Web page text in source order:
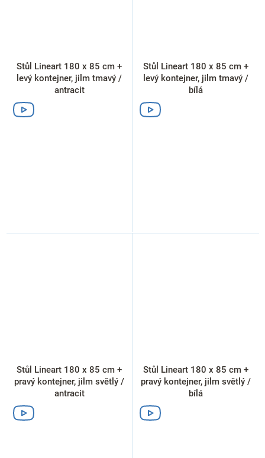
Stůl Lineart 180 x 85 cm +
levý kontejner, jilm tmavý /
antracit
Stůl Lineart 180 x 85 cm +
levý kontejner, jilm tmavý /
bílá
Stůl Lineart 180 x 85 cm +
pravý kontejner, jilm světlý /
antracit
Stůl Lineart 180 x 85 cm +
pravý kontejner, jilm světlý /
bílá